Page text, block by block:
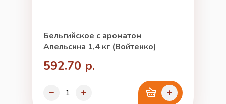
Бельгийское с ароматом
Апельсина 1,4 кг (Войтенко)
592.70 р.